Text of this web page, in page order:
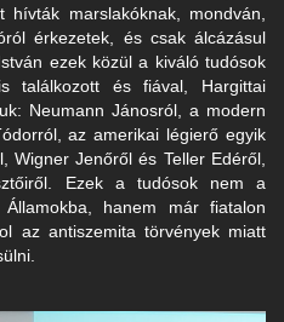
marslakóknak, mondván,
érkezetek, és csak álcázásul
ezek közül a kiváló tudósok
találkozott és fiával, Hargittai
Neumann Jánosról, a modern
az amerikai légierő egyik
Wigner Jenőről és Teller Edéről,
Ezek a tudósok nem a
hanem már fiatalon
az antiszemita törvények miatt